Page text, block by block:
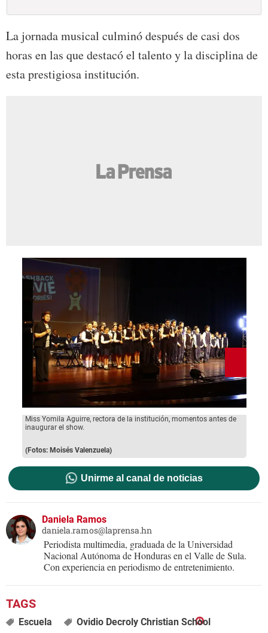
La jornada musical culminó después de casi dos
horas en las que destacó el talento y la disciplina de
esta prestigiosa institución.
Miss Yomila Aguirre, rectora de la institución, momentos antes de
inaugurar el show.
(Fotos: Moisés Valenzuela)
Unirme al canal de noticias
Daniela Ramos
daniela.ramos@laprensa.hn
Periodista multimedia, graduada de la Universidad
Nacional Autónoma de Honduras en el Valle de Sula.
Con experiencia en periodismo de entretenimiento.
Escuela
Ovidio Decroly Christian School